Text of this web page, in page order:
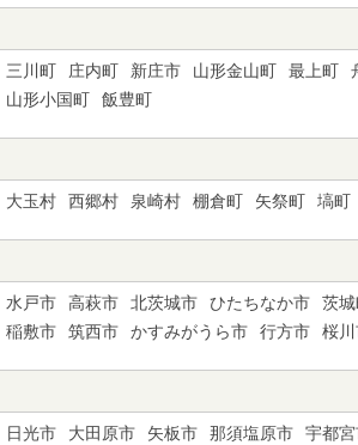
三川町 庄内町 新庄市 山形金山町 最上町
山形小国町
飯豊町
大玉村 西郷村 泉崎村 棚倉町 矢祭町 塙町
水戸市 高萩市 北茨城市 ひたちなか市 茨
稲敷市
筑西市 かすみがうら市 行方市 桜
日光市 大田原市 矢板市 那須塩原市 宇都